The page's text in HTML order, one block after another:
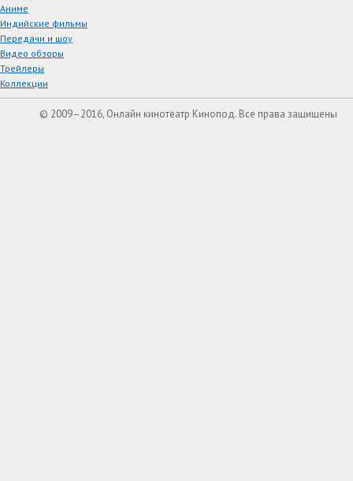
Аниме
Индийские фильмы
Передачи и шоу
Видео обзоры
Трейлеры
Коллекции
© 2009–2016, Онлайн кинотеатр Кинопод. Все права защищены